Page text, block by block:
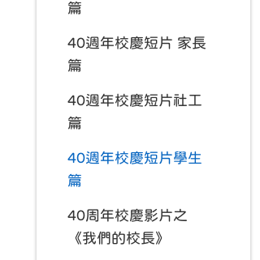
篇
40週年校慶短片 家長
篇
40週年校慶短片社工
篇
40週年校慶短片學生
篇
40周年校慶影片之
《我們的校長》